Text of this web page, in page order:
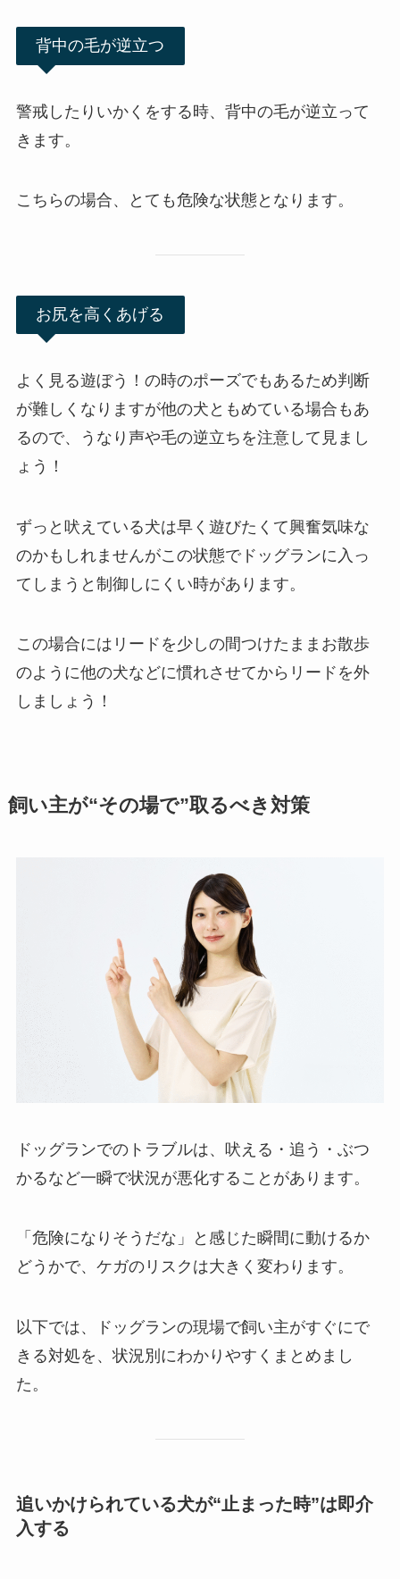
背中の毛が逆立つ
警戒したりいかくをする時、背中の毛が逆立って
きます。
こちらの場合、とても危険な状態となります。
お尻を高くあげる
よく見る遊ぼう！の時のポーズでもあるため判断
が難しくなりますが他の犬ともめている場合もあ
るので、うなり声や毛の逆立ちを注意して見まし
ょう！
ずっと吠えている犬は早く遊びたくて興奮気味な
のかもしれませんがこの状態でドッグランに入っ
てしまうと制御しにくい時があります。
この場合にはリードを少しの間つけたままお散歩
のように他の犬などに慣れさせてからリードを外
しましょう！
飼い主が“その場で”取るべき対策
ドッグランでのトラブルは、吠える・追う・ぶつ
かるなど一瞬で状況が悪化することがあります。
「危険になりそうだな」と感じた瞬間に動けるか
どうかで、ケガのリスクは大きく変わります。
以下では、ドッグランの現場で飼い主がすぐにで
きる対処を、状況別にわかりやすくまとめまし
た。
追いかけられている犬が“止まった時”は即介
入する